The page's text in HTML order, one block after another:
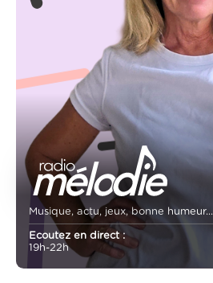
Musique, actu, jeux, bonne humeur...
Ecoutez en direct :
19h-22h